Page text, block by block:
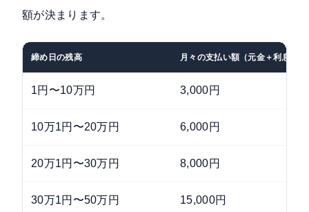
額が決まります。
締め日の残高 月々の支払い額（元金＋利息）
1円〜10万円 3,000円
10万1円〜20万円 6,000円
20万1円〜30万円 8,000円
30万1円〜50万円 15,000円